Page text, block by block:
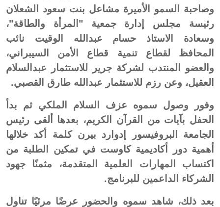
وصاحبة السمو الأميرة مشاعل بنت سعود الشعلان
رئيسة مجلس إدارة جمعية "المرأة والطاقة"،
وسعادة الاستاذ حسام عبدالله الوقيت نائب
المحافظ لقطاع تنمية قطاع الأمن السيبراني،
والعضو المنتدب لشركة جرير للاستثمار عبدالسلام
العقيل، وعن رزم للاستثمار عبدالله طارق القصبي.
وفور وصول سموه عزف السلام الملكي ثم بدأ
الحفل بآيات من القرآن الكريم، بعدها ألقى رئيس
الجامعة البروفيسور إدوارد بيرن كلمة أكد خلالها
أهمية دور أكاديمية كاوست في تمكين الطلبة من
اكتساب المهارات العلمية المتقدمة، مثمنًا جهود
الشركاء الداعمين للبرنامج.
بعد ذلك، شاهد سموه والحضور عرضًا مرئيًا تناول